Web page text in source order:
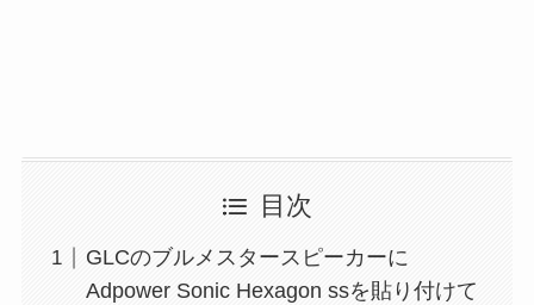
目次
GLCのブルメスタースピーカーに
Adpower Sonic Hexagon ssを貼り付けて